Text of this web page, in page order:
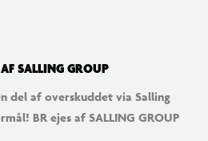
alkaline batterier (medfølger ikke)
SALLING GROUP
del af overskuddet via Salling
BR ejes af SALLING GROUP